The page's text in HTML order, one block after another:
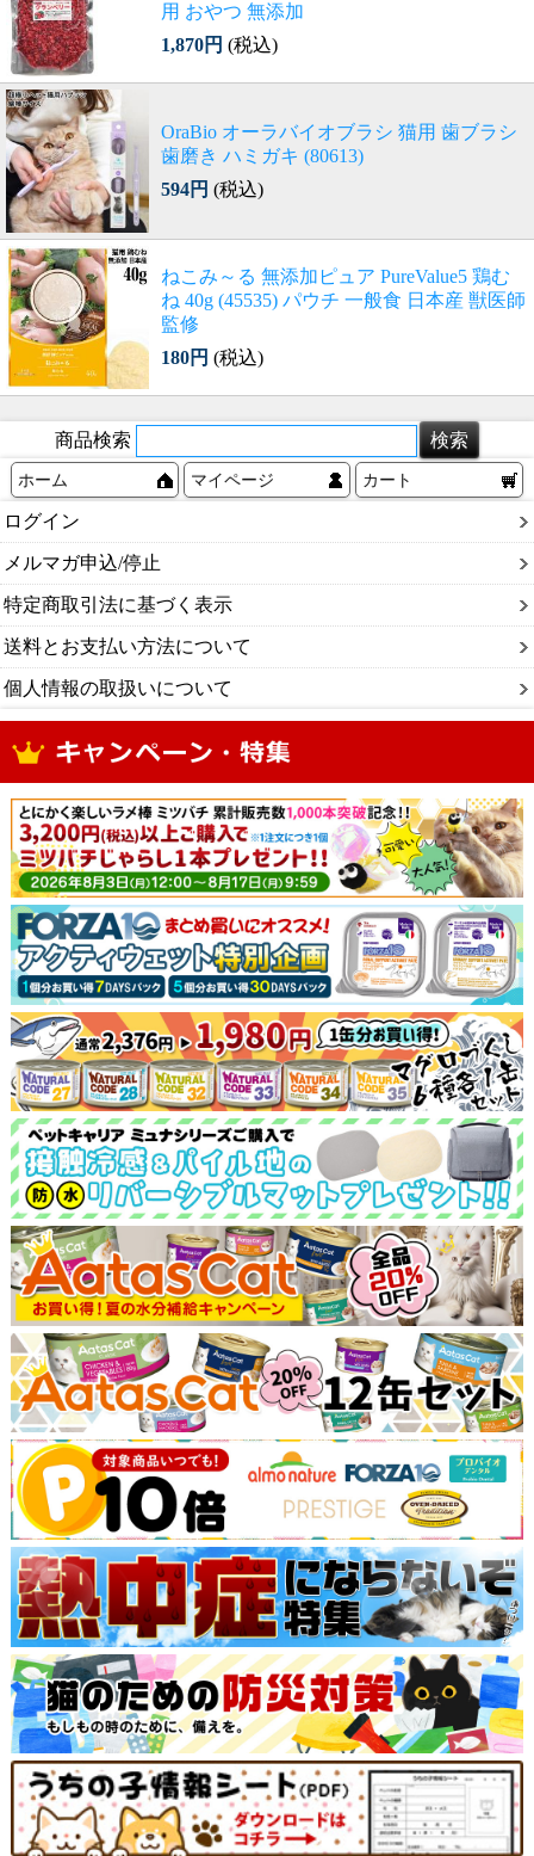
用 おやつ 無添加
1,870円 (税込)
OraBio オーラバイオブラシ 猫用 歯ブラシ
歯磨き ハミガキ (80613)
594円 (税込)
ねこみ～る 無添加ピュア PureValue5 鶏む
ね 40g (45535) パウチ 一般食 日本産 獣医師
監修
180円 (税込)
商品検索
ホーム マイページ カート
ログイン
メルマガ申込/停止
特定商取引法に基づく表示
送料とお支払い方法について
個人情報の取扱いについて